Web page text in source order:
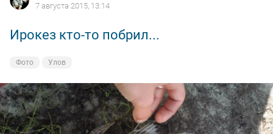
7 августа 2015, 13:14
Ирокез кто-то побрил...
Фото Улов